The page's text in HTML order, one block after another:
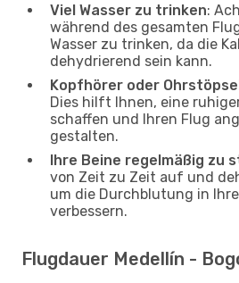
Viel Wasser zu trinken:
während des gesamten
Wasser zu trinken, da die
dehydrierend sein kann.
Kopfhörer oder
Dies hilft Ihnen, eine
schaffen und Ihren Flug
gestalten.
Ihre Beine regelmäßig zu
von Zeit zu Zeit auf und
um die Durchblutung in
verbessern.
Flugdauer Medellín -